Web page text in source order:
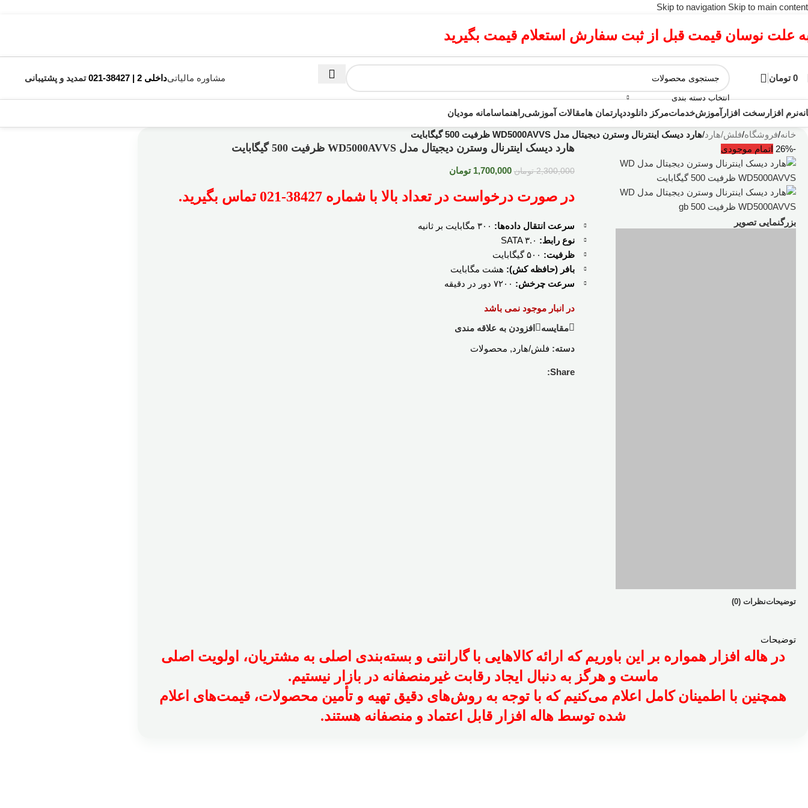
Skip to navigation Skip to main content
علت نوسان قیمت قبل از ثبت سفارش استعلام قیمت بگیرید
0 تومان
انتخاب دسته بندی
مشاوره مالیاتیداخلی 2 | 38427-021 تمدید و پشتیبانی
نرم افزار سخت افزار آموزشخدماتمرکز دانلوددپارتمان هامقالات آموزشیراهنماسامانه مودیان
خانه/فروشگاه/فلش/هارد/هارد دیسک اینترنال وسترن دیجیتال مدل WD5000AVVS ظرفیت 500 گیگابایت
-26%
اتمام موجودی
بزرگنمایی تصویر
هارد دیسک اینترنال وسترن دیجیتال مدل WD5000AVVS ظرفیت 500 گیگابایت
2,300,000 تومان 1,700,000 تومان
در صورت درخواست در تعداد بالا با شماره 38427-021 تماس بگیرید.
سرعت انتقال داده‌ها:
نوع رابط: SATA ۳.۰
ظرفیت: ۵۰۰ گیگابایت
بافر (حافظه کش): هشت مگابایت
سرعت چرخش: ۷۲۰۰ دور در دقیقه
در انبار موجود نمی باشد
مقایسه
افزودن به علاقه مندی
دسته: فلش/هارد, محصولات
Share:
توضیحاتنظرات (0)
توضیحات
درهاله افزار همواره بر این باوریم که ارائه کالاهایی با گارانتی و بسته‌بندی اصلی به مشتریان، اولویت اصلی
ماست و هرگز به دنبال ایجاد رقابت غیرمنصفانه در بازار نیستیم.
همچنین با اطمینان کامل اعلام می‌کنیم که با توجه به روش‌های دقیق تهیه و تأمین محصولات، قیمت‌های اعلام
شده توسط هاله افزار قابل اعتماد و منصفانه هستند.